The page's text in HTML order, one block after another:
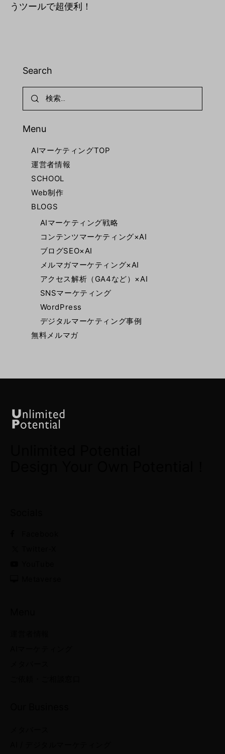
うツールで超便利！
Search
Menu
AIマーケティングTOP
運営者情報
SCHOOL
Web制作
BLOGS
AIマーケティング戦略
コンテンツマーケティング×AI
ブログSEO×AI
メルマガマーケティング×AI
アクセス解析（GA4など）×AI
SNSマーケティング
WordPress
デジタルマーケティング事例
無料メルマガ